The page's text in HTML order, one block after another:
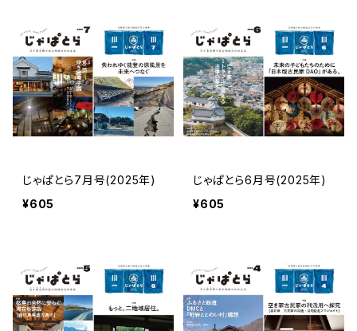
じゃぱとら7月号(2025年)
¥605
じゃぱとら6月号(2025年)
¥605